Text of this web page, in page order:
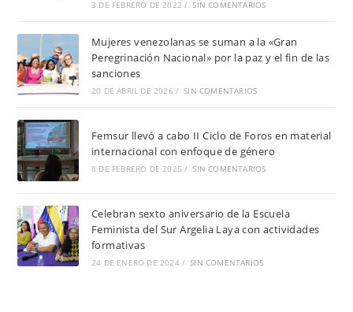
3 DE FEBRERO DE 2022 / SIN COMENTARIOS
Mujeres venezolanas se suman a la «Gran
Peregrinación Nacional» por la paz y el fin de las
sanciones
20 DE ABRIL DE 2026 / SIN COMENTARIOS
Femsur llevó a cabo II Ciclo de Foros en material
internacional con enfoque de género
8 DE FEBRERO DE 2025 / SIN COMENTARIOS
Celebran sexto aniversario de la Escuela
Feminista del Sur Argelia Laya con actividades
formativas
24 DE ENERO DE 2024 / SIN COMENTARIOS